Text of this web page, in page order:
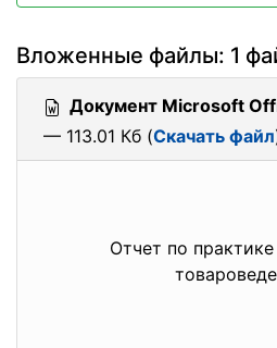
Вложенные файлы: 1
Документ Microsoft
— 113.01 Кб (Скачать файл
Отчет по практике